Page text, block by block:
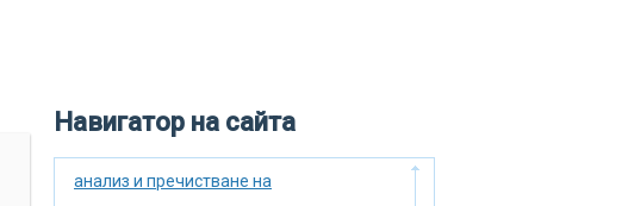
Навигатор на сайта
анализ и пречистване на